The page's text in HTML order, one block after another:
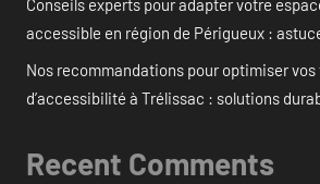
Conseils experts pour adapter votre
accessible en région de Périgueux :
Nos recommandations pour optimiser vos
d’accessibilité à Trélissac : solutions
Recent Comments